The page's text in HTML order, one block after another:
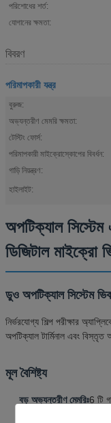
পরিশোধের শর্ত:
যোগানের ক্ষমতা:
বিবরণ
পরিমাপকারী যন্ত্র
বুরুজ:
অভ্যন্তরীণ মেমরি ক্ষমতা:
টেস্টিং ফোর্স:
পরিমাপকারী মাইক্রোস্কোপের বিবর্ধন:
গাড়ি নিয়ন্ত্রণ:
হাইলাইট:
অপটিক্যাল
ডিজিটাল মাইক্রো
ডুও অপটিক্যাল সিস্টেম
নির্ভরযোগ্য শিল্প পরীক্ষার
অপটিক্যাল টার্মিনাল এবং বিস্তৃত
মূল বৈশিষ্ট্য
বড় অভ্যন্তরীণ মেমরিঃ6 টি